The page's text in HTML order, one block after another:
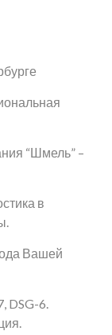
“Шмель” –
в
Вашей
DSG-6.